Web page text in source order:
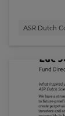
ASR Dutch